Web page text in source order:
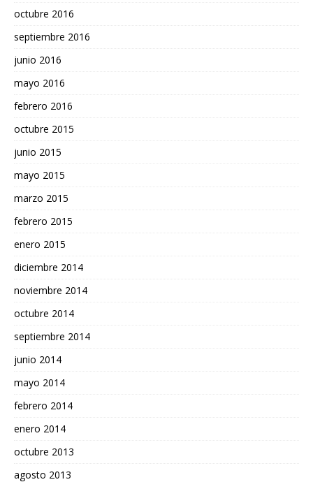
octubre 2016
septiembre 2016
junio 2016
mayo 2016
febrero 2016
octubre 2015
junio 2015
mayo 2015
marzo 2015
febrero 2015
enero 2015
diciembre 2014
noviembre 2014
octubre 2014
septiembre 2014
junio 2014
mayo 2014
febrero 2014
enero 2014
octubre 2013
agosto 2013